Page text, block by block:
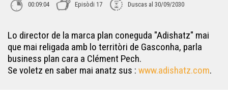
Patrick Lasseube - Cara e Cara
00:09:04 Episòdi 17 Duscas al 30/09/2030
Lo director de la marca plan coneguda "Adishatz" mai
que mai religada amb lo territòri de Gasconha, parla
business plan cara a Clément Pech.
Se voletz en saber mai anatz sus : www.adishatz.com.